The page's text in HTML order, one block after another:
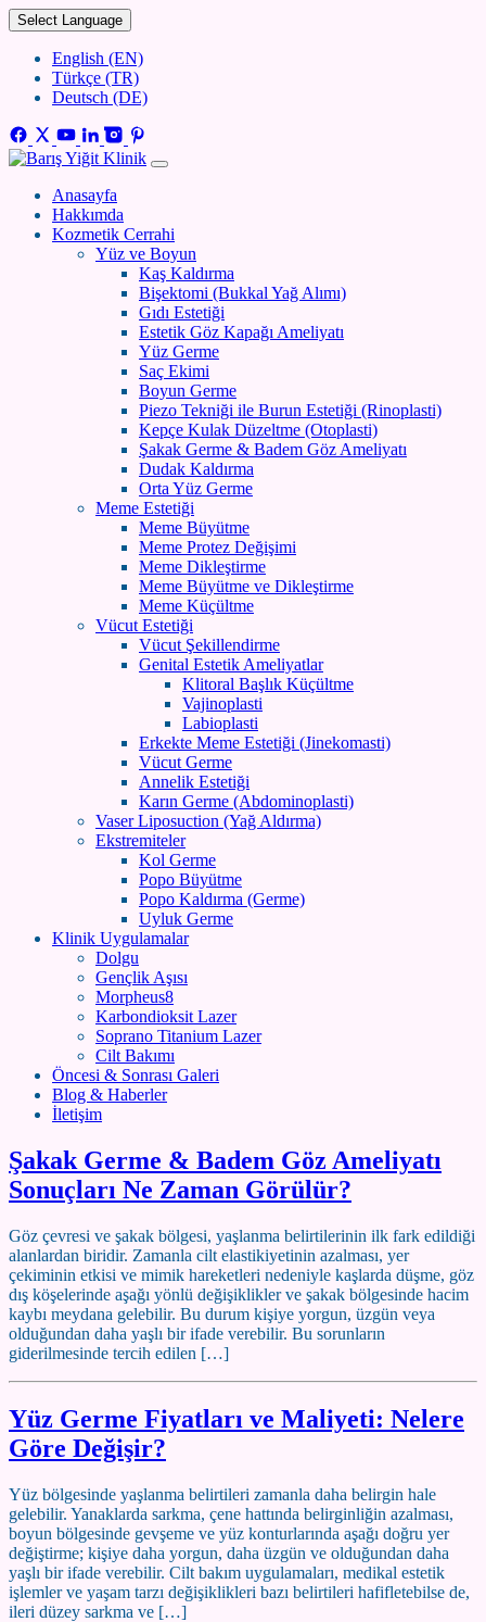
Select Language
English (EN)
Türkçe (TR)
Deutsch (DE)
Anasayfa
Hakkımda
Kozmetik Cerrahi
Yüz ve Boyun
Kaş Kaldırma
Bişektomi (Bukkal Yağ Alımı)
Gıdı Estetiği
Estetik Göz Kapağı Ameliyatı
Yüz Germe
Saç Ekimi
Boyun Germe
Piezo Tekniği ile Burun Estetiği (Rinoplasti)
Kepçe Kulak Düzeltme (Otoplasti)
Şakak Germe & Badem Göz Ameliyatı
Dudak Kaldırma
Orta Yüz Germe
Meme Estetiği
Meme Büyütme
Meme Protez Değişimi
Meme Dikleştirme
Meme Büyütme ve Dikleştirme
Meme Küçültme
Vücut Estetiği
Vücut Şekillendirme
Genital Estetik Ameliyatlar
Klitoral Başlık Küçültme
Vajinoplasti
Labioplasti
Erkekte Meme Estetiği (Jinekomasti)
Vücut Germe
Annelik Estetiği
Karın Germe (Abdominoplasti)
Vaser Liposuction (Yağ Aldırma)
Ekstremiteler
Kol Germe
Popo Büyütme
Popo Kaldırma (Germe)
Uyluk Germe
Klinik Uygulamalar
Dolgu
Gençlik Aşısı
Morpheus8
Karbondioksit Lazer
Soprano Titanium Lazer
Cilt Bakımı
Öncesi & Sonrası Galeri
Blog & Haberler
İletişim
Şakak Germe & Badem Göz Ameliyatı
Sonuçları Ne Zaman Görülür?
Göz çevresi ve şakak bölgesi, yaşlanma belirtilerinin ilk fark edildiği
alanlardan biridir. Zamanla cilt elastikiyetinin azalması, yer
çekiminin etkisi ve mimik hareketleri nedeniyle kaşlarda düşme, göz
dış köşelerinde aşağı yönlü değişiklikler ve şakak bölgesinde hacim
kaybı meydana gelebilir. Bu durum kişiye yorgun, üzgün veya
olduğundan daha yaşlı bir ifade verebilir. Bu sorunların
giderilmesinde tercih edilen […]
Yüz Germe Fiyatları ve Maliyeti: Nelere
Göre Değişir?
Yüz bölgesinde yaşlanma belirtileri zamanla daha belirgin hale
gelebilir. Yanaklarda sarkma, çene hattında belirginliğin azalması,
boyun bölgesinde gevşeme ve yüz konturlarında aşağı doğru yer
değiştirme; kişiye daha yorgun, daha üzgün ve olduğundan daha
yaşlı bir ifade verebilir. Cilt bakım uygulamaları, medikal estetik
işlemler ve yaşam tarzı değişiklikleri bazı belirtileri hafifletebilse de,
ileri düzey sarkma ve […]